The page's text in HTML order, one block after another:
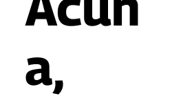
ro,
Acuñ